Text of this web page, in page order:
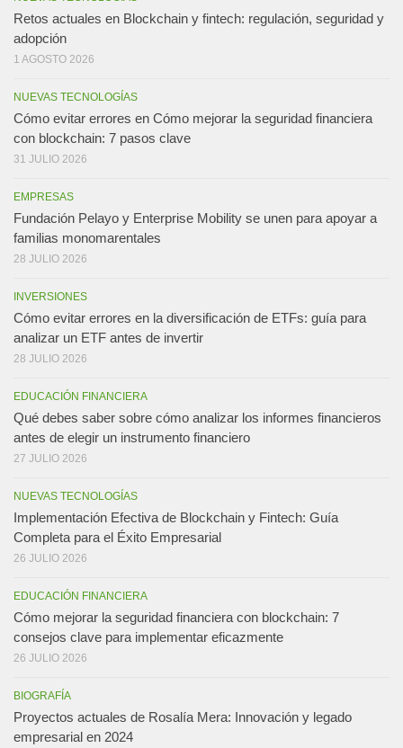
Retos actuales en Blockchain y fintech: regulación, seguridad y
adopción
1 AGOSTO 2026
NUEVAS TECNOLOGÍAS
Cómo evitar errores en Cómo mejorar la seguridad financiera
con blockchain: 7 pasos clave
31 JULIO 2026
EMPRESAS
Fundación Pelayo y Enterprise Mobility se unen para apoyar a
familias monomarentales
28 JULIO 2026
INVERSIONES
Cómo evitar errores en la diversificación de ETFs: guía para
analizar un ETF antes de invertir
28 JULIO 2026
EDUCACIÓN FINANCIERA
Qué debes saber sobre cómo analizar los informes financieros
antes de elegir un instrumento financiero
27 JULIO 2026
NUEVAS TECNOLOGÍAS
Implementación Efectiva de Blockchain y Fintech: Guía
Completa para el Éxito Empresarial
26 JULIO 2026
EDUCACIÓN FINANCIERA
Cómo mejorar la seguridad financiera con blockchain: 7
consejos clave para implementar eficazmente
26 JULIO 2026
BIOGRAFÍA
Proyectos actuales de Rosalía Mera: Innovación y legado
empresarial en 2024